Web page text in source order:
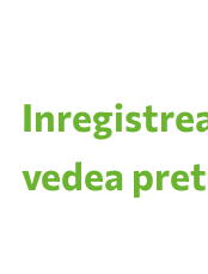
vedea